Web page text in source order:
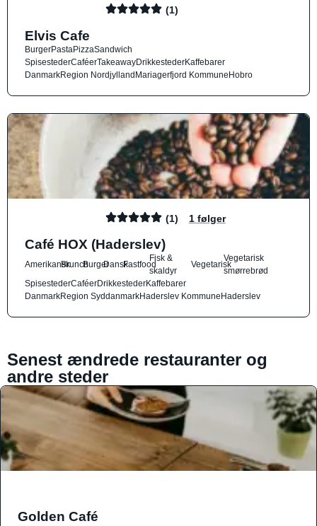
(1)
Elvis Cafe
BurgerPastaPizzaSandwich
SpisestederCaféerTakeawayDrikkestederKaffebarer
DanmarkRegion NordjyllandMariagerfjord KommuneHobro
(1) 1 følger
Café HOX (Haderslev)
AmerikanskBrunchBurgerDanskFastfood
Fisk &
skaldyr
Vegetarisk
Vegetarisk
smørrebrød
SpisestederCaféerDrikkestederKaffebarer
DanmarkRegion SyddanmarkHaderslev KommuneHaderslev
Senest ændrede restauranter og
andre steder
Golden Café